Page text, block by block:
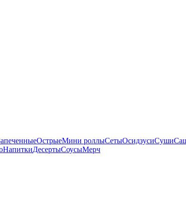
ОстрыеМини роллыСетыОсидзусиСуши
НапиткиДесертыСоусыМерч